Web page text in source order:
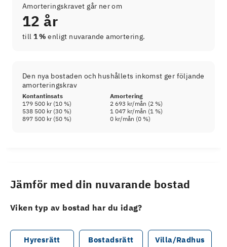
Amorteringskravet går ner om
12 år
till 1 % enligt nuvarande amortering.
Den nya bostaden och hushållets inkomst ger följande
amorteringskrav
Kontantinsats
Amortering
179 500 kr(10 %) 2 693 kr/mån (2 %)
538 500 kr(30 %) 1 047 kr/mån (1 %)
897 500 kr(50 %) 0 kr/mån (0 %)
Jämför med din nuvarande bostad
Viken typ av bostad har du idag?
Hyresrätt Bostadsrätt Villa/Radhus